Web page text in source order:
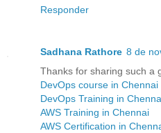
Responder
Sadhana Rathore 8 de
Thanks for sharing such a
DevOps course in Chennai
DevOps Training in
AWS Training in Chennai
AWS Certification in